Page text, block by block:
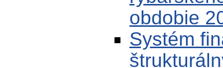
obdobie
Systém